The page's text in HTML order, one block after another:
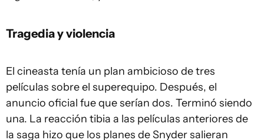
Tragedia y violencia
El cineasta tenía un plan ambicioso de tres
películas sobre el superequipo. Después, el
anuncio oficial fue que serían dos. Terminó siendo
una. La reacción tibia a las películas anteriores de
la saga hizo que los planes de Snyder salieran